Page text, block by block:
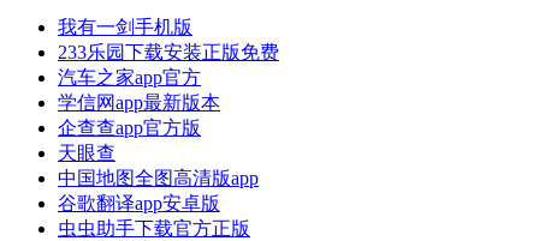
我有一剑手机版
233乐园下载安装正版免费
汽车之家app官方
学信网app最新版本
企查查app官方版
天眼查
中国地图全图高清版app
谷歌翻译app安卓版
虫虫助手下载官方正版